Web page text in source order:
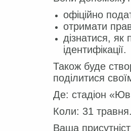
офіційно
отримати
дізнатися, як
ідентифікації.
Також буде
поділитися
Де: стадіон
Коли: 31
Ваша